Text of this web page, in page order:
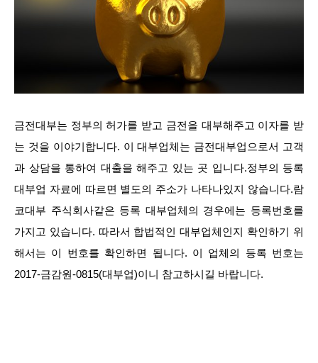
금전대부는 정부의 허가를 받고 금전을 대부해주고 이자를 받
는 것을 이야기합니다. 이 대부업체는 금전대부업으로서 고객
과 상담을 통하여 대출을 해주고 있는 곳 입니다.정부의 등록
대부업 자료에 따르면 별도의 주소가 나타나있지 않습니다.람
코대부 주식회사같은 등록 대부업체의 경우에는 등록번호를
가지고 있습니다. 따라서 합법적인 대부업체인지 확인하기 위
해서는 이 번호를 확인하면 됩니다. 이 업체의 등록 번호는
2017-금감원-0815(대부업)이니 참고하시길 바랍니다.